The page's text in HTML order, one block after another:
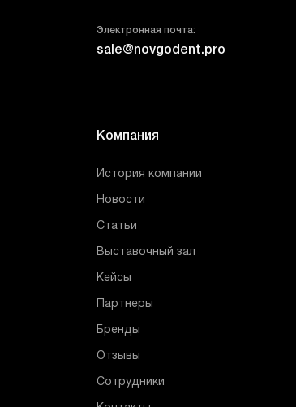
Электронная почта:
sale@novgodent.pro
Компания
История компании
Новости
Статьи
Выставочный зал
Кейсы
Партнеры
Бренды
Отзывы
Сотрудники